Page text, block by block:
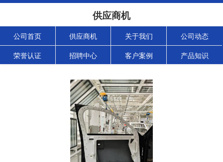
供应商机
公司首页 供应商机 关于我们 公司动态
荣誉认证 招聘中心 客户案例 产品知识